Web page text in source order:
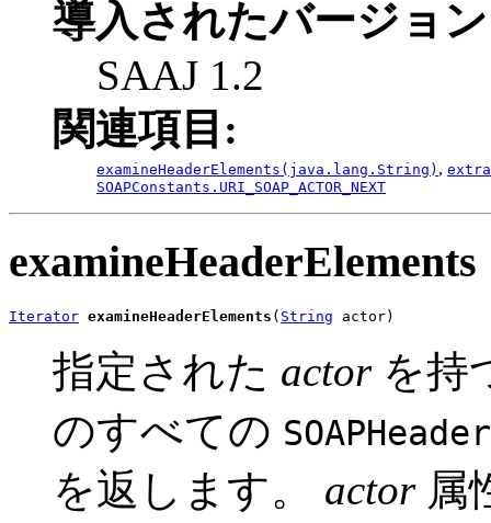
導入されたバージョ
SAAJ 1.2
関連項目:
examineHeaderElements(java.lang.String) ,
SOAPConstants.URI_SOAP_ACTOR_NEXT
examineHeaderElements
Iterator examineHeaderElements ( String actor)
指定された actorを持
のすべての
を返します。 actor属